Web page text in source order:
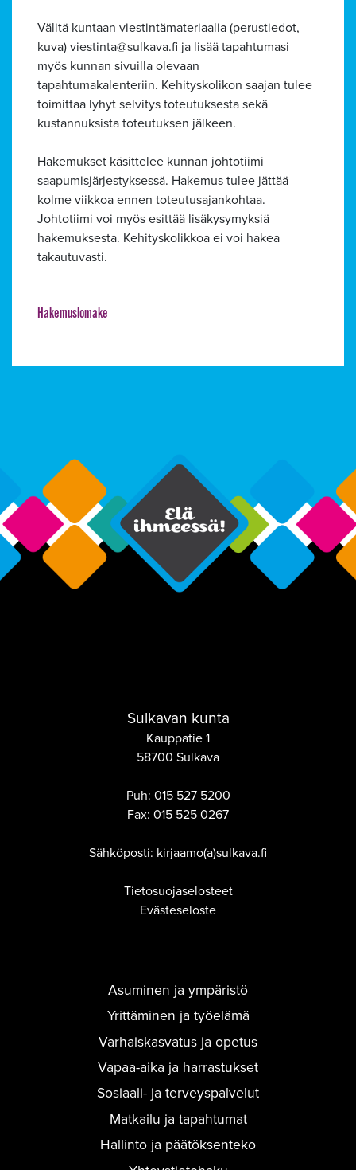
Välitä kuntaan viestintämateriaalia (perustiedot,
kuva)viestinta sulkava.fi ja lisää tapahtumasi
myös kunnan sivuilla olevaan
tapahtumakalenteriin. Kehityskolikon saajan tulee
toimittaa lyhyt selvitys toteutuksesta sekä
kustannuksista toteutuksen jälkeen.
Hakemukset käsittelee kunnan johtotiimi
saapumisjärjestyksessä. Hakemus tulee jättää
kolme viikkoa ennen toteutusajankohtaa.
Johtotiimi voi myös esittää lisäkysymyksiä
hakemuksesta. Kehityskolikkoa ei voi hakea
takautuvasti.
Hakemuslomake
Sulkavan kunta
Kauppatie 1
58700 Sulkava
Puh: 015 527 5200
Fax: 015 525 0267
Sähköposti: kirjaamo(a)sulkava.fi
Tietosuojaselosteet
Evästeseloste
Alavalikko
Asuminen ja ympäristö
Yrittäminen ja työelämä
Varhaiskasvatus ja opetus
Vapaa-aika ja harrastukset
Sosiaali- ja terveyspalvelut
Matkailu ja tapahtumat
Hallinto ja päätöksenteko